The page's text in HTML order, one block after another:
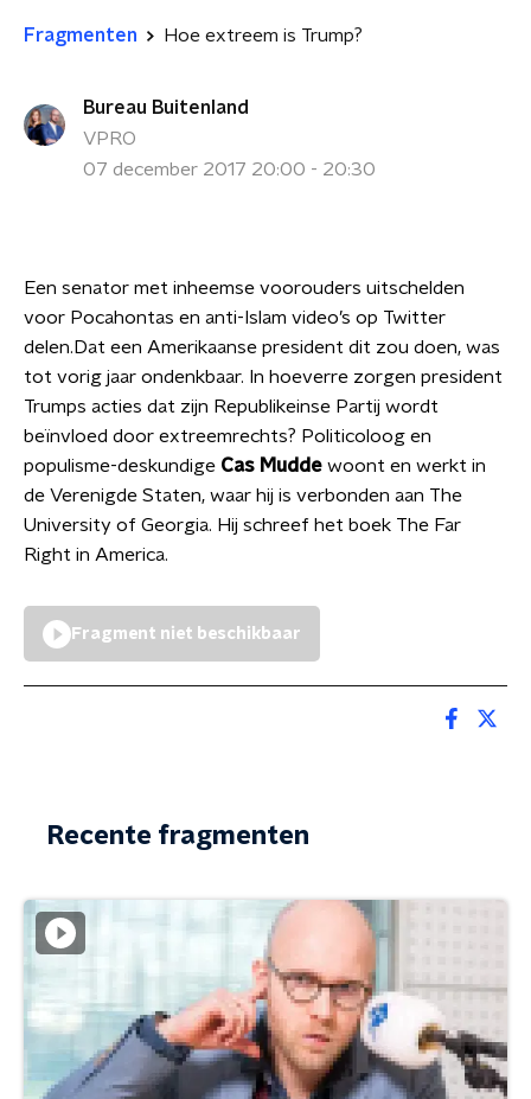
Fragmenten Hoe extreem is Trump?
Bureau Buitenland
VPRO
07 december 2017 20:00 - 20:30
Een senator met inheemse voorouders uitschelden
voor Pocahontas en anti-Islam video’s op Twitter
delen.Dat een Amerikaanse president dit zou doen, was
tot vorig jaar ondenkbaar. In hoeverre zorgen president
Trumps acties dat zijn Republikeinse Partij wordt
beïnvloed door extreemrechts? Politicoloog en
populisme-deskundige Cas Mudde woont en werkt in
de Verenigde Staten, waar hij is verbonden aan The
University of Georgia. Hij schreef het boek The Far
Right in America.
Fragment niet beschikbaar
Recente fragmenten